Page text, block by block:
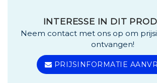
INTERESSE IN DIT
Neem contact met ons op om
ontvangen!
PRIJSINFORMATIE